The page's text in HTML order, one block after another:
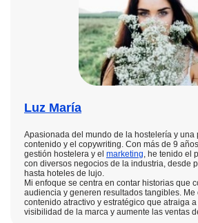
Luz María
Apasionada del mundo de la hostelería y una
contenido y el copywriting. Con más de 9
gestión hostelera y el marketing, he tenido el
con diversos negocios de la industria, desde
hasta hoteles de lujo.
Mi enfoque se centra en contar historias que
audiencia y generen resultados tangibles.
contenido atractivo y estratégico que atraiga
visibilidad de la marca y aumente las ventas